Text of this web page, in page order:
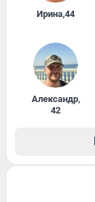
Ирина,44
Александр,
42